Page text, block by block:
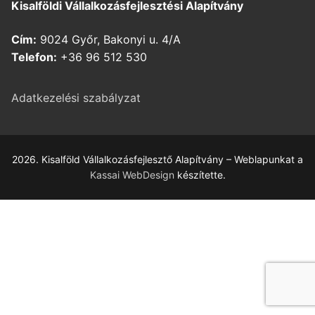
Kisalföldi Vállalkozásfejlesztési Alapítvány
Cím: 9024 Győr, Bakonyi u. 4/A
Telefon: +36 96 512 530
Adatkezelési szabályzat
2026. Kisalföld Vállalkozásfejlesztő Alapítvány – Weblapunkat a
Kassai WebDesign készítette.